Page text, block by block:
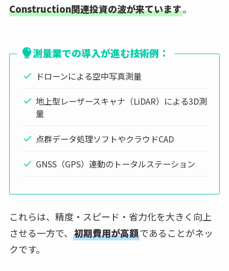
Construction関連投資の波が来ています。
測量業での導入が進む技術例：
ドローンによる空中写真測量
地上型レーザースキャナ（LiDAR）による3D測
量
点群データ処理ソフトやクラウドCAD
GNSS（GPS）連動のトータルステーション
これらは、精度・スピード・省力化を大きく向上
させる一方で、 初期費用が高額であることがネッ
クです。